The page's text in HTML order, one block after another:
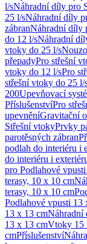
l/sNáhradní díly pro
25 l/sNáhradní díly
zábranNáhradní díly
do 12 l/sNáhradní
vtoky do 25 l/s
přepadyPro střešní
vtoky do 12 l/sPro
střešní vtoky do 25 l/
200Upevňovací
PříslušenstvíPro
upevněníGravitační
Střešní vtokyPrvky
parotěsných zábran
podlah do interiéru i
do interiéru i
pro Podlahové
terasy, 10 x 10 cm
terasy, 10 x 10 cm
Podlahové vpusti 13
13 x 13 cmNáhradní
13 x 13 cmVtoky 15
cmPříslušenství